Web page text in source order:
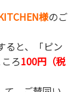
様のご
ると、「ピン
ろ100円（税